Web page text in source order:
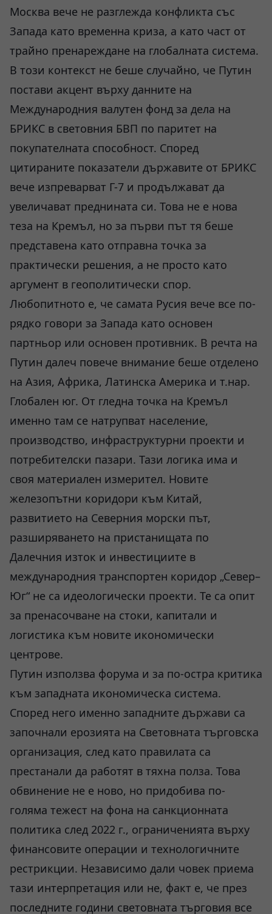
Москва вече не разглежда конфликта със
Запада като временна криза, а като част от
трайно пренареждане на глобалната система.
В този контекст не беше случайно, че Путин
постави акцент върху данните на
Международния валутен фонд за дела на
БРИКС в световния БВП по паритет на
покупателната способност. Според
цитираните показатели държавите от БРИКС
вече изпреварват Г-7 и продължават да
увеличават преднината си. Това не е нова
теза на Кремъл, но за първи път тя беше
представена като отправна точка за
практически решения, а не просто като
аргумент в геополитически спор.
Любопитното е, че самата Русия вече все по-
рядко говори за Запада като основен
партньор или основен противник. В речта на
Путин далеч повече внимание беше отделено
на Азия, Африка, Латинска Америка и т.нар.
Глобален юг. От гледна точка на Кремъл
именно там се натрупват население,
производство, инфраструктурни проекти и
потребителски пазари. Тази логика има и
своя материален измерител. Новите
железопътни коридори към Китай,
развитието на Северния морски път,
разширяването на пристанищата по
Далечния изток и инвестициите в
международния транспортен коридор „Север–
Юг“ не са идеологически проекти. Те са опит
за пренасочване на стоки, капитали и
логистика към новите икономически
центрове.
Путин използва форума и за по-остра критика
към западната икономическа система.
Според него именно западните държави са
започнали ерозията на Световната търговска
организация, след като правилата са
престанали да работят в тяхна полза. Това
обвинение не е ново, но придобива по-
голяма тежест на фона на санкционната
политика след 2022 г., ограниченията върху
финансовите операции и технологичните
рестрикции. Независимо дали човек приема
тази интерпретация или не, факт е, че през
последните години световната търговия все